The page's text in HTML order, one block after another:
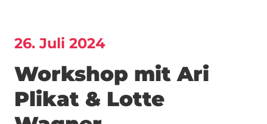
26. Juli 2024
Workshop mit Ari
Plikat & Lotte